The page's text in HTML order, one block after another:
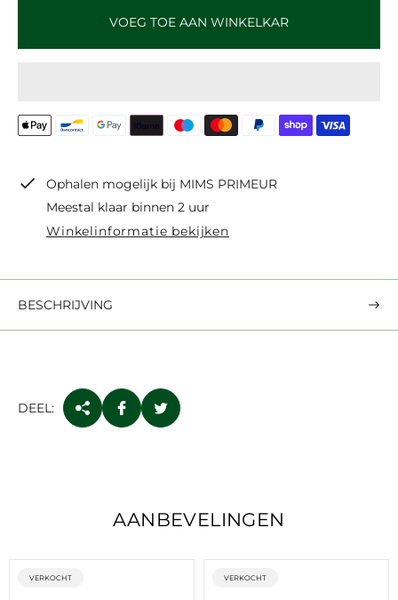
I
J
VOEG TOE AAN WINKELKAR
Ophalen mogelijk bij MIMS PRIMEUR
Meestal klaar binnen 2 uur
Winkelinformatie bekijken
BESCHRIJVING
DEEL:
AANBEVELINGEN
ETIKET:
VERKOCHT ETIKET:
VERKOCHT